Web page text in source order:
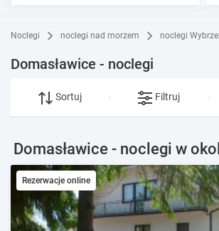
Noclegi noclegi nad morzem noclegi
Domasławice - noclegi
Sortuj Filtruj
Domasławice - noclegi w
Rezerwacje online